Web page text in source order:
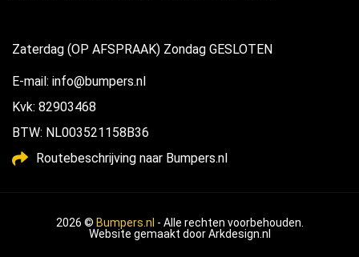
Zaterdag (OP AFSPRAAK) Zondag GESLOTEN
E-mail: info@bumpers.nl
Kvk: 82903468
BTW: NL003521158B36
Routebeschrijving naar Bumpers.nl
2026 © Bumpers.nl - Alle rechten voorbehouden.
Website gemaakt doorArkdesign.nl